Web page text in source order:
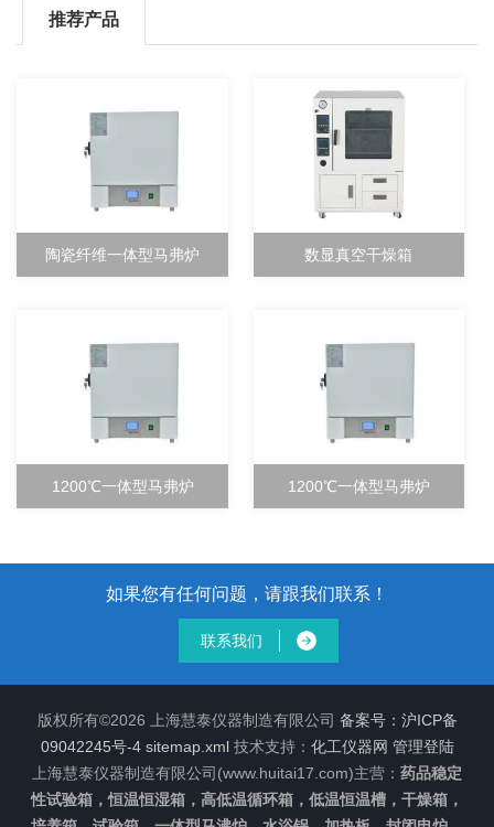
推荐产品
陶瓷纤维一体型马弗炉 数显真空干燥箱
1200℃一体型马弗炉 1200℃一体型马弗炉
如果您有任何问题，请跟我们联系！
联系我们
版权所有©2026 上海慧泰仪器制造有限公司 备案号：沪ICP备
09042245号-4 sitemap.xml技术支持： 化工仪器网 管理登陆
上海慧泰仪器制造有限公司(www.huitai17.com)主营： 药品稳定
性试验箱，恒温恒湿箱，高低温循环箱，低温恒温槽，干燥箱，